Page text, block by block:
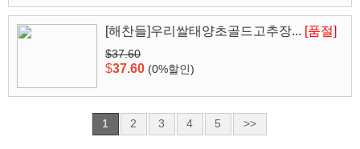
[해찬들]우리쌀태양초골드고추장... [품절]
$37.60
$37.60 (0%할인)
1 2 3 4 5 >>